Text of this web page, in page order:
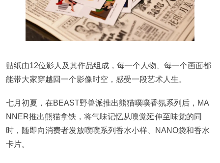
贴纸由12位影人及其作品组成，每一个人物、每一个画面都
能带大家穿越回一个影像时空，感受一段艺术人生。
七月初夏，在BEAST野兽派推出熊猫噗噗香氛系列后，MA
NNER推出熊猫拿铁，将气味记忆从嗅觉延伸至味觉的同
时，随即向消费者发放噗噗系列香水小样、NANO袋和香水
卡片。